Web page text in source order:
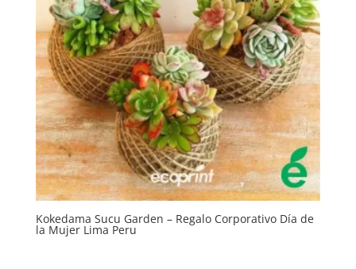
Kokedama Sucu Garden – Regalo Corporativo Día de
la Mujer Lima Peru